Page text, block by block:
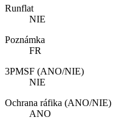
Runflat
NIE
Poznámka
FR
3PMSF (ANO/NIE)
NIE
Ochrana ráfika (ANO/NIE)
ANO